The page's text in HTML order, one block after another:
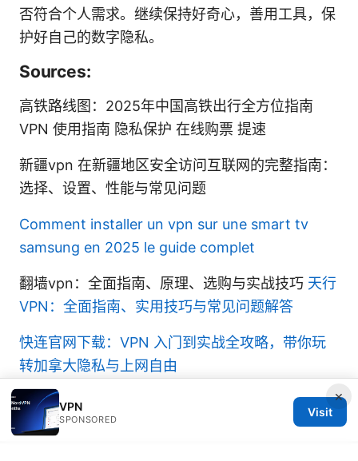
否符合个人需求。继续保持好奇心，善用工具，保
护好自己的数字隐私。
Sources:
高铁路线图：2025年中国高铁出行全方位指南
VPN 使用指南 隐私保护 在线购票 提速
新疆vpn 在新疆地区安全访问互联网的完整指南：
选择、设置、性能与常见问题
Comment installer un vpn sur une smart tv
samsung en 2025 le guide complet
翻墙vpn：全面指南、原理、选购与实战技巧 天行
VPN：全面指南、实用技巧与常见问题解答
快连官网下载：VPN 入门到实战全攻略，带你玩
转加拿大隐私与上网自由
×
VPN
SPONSORED
Visit